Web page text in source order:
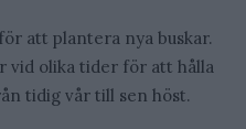
att plantera nya buskar.
vid olika tider för att hålla
tidig vår till sen höst.